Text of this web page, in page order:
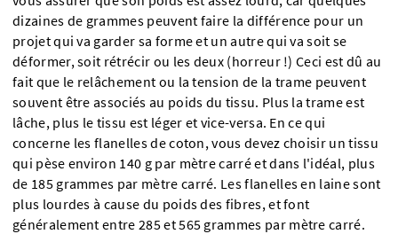
dizaines de grammes peuvent faire la différence pour un
projet qui va garder sa forme et un autre qui va soit se
déformer, soit rétrécir ou les deux (horreur !) Ceci est dû au
fait que le relâchement ou la tension de la trame peuvent
souvent être associés au poids du tissu. Plus la trame est
lâche, plus le tissu est léger et vice-versa. En ce qui
concerne les flanelles de coton, vous devez choisir un tissu
qui pèse environ 140 g par mètre carré et dans l'idéal, plus
de 185 grammes par mètre carré. Les flanelles en laine sont
plus lourdes à cause du poids des fibres, et font
généralement entre 285 et 565 grammes par mètre carré.